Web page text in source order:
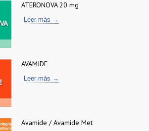
ATERONOVA 20 mg
Leer más →
AVAMIDE
Leer más →
Avamide / Avamide Met